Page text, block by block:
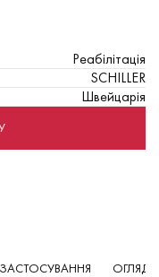
Реабілітація
SCHILLER
Швейцарія
ОГЛЯД